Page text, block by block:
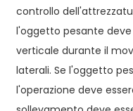
controllo
l'oggetto pesante
verticale durante il
laterali. Se l'oggetto
l'operazione deve